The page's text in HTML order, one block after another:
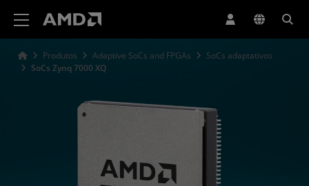
Produtos Adaptive SoCs and FPGAs
SoCs adaptativos
SoCs Zynq 7000 XQ